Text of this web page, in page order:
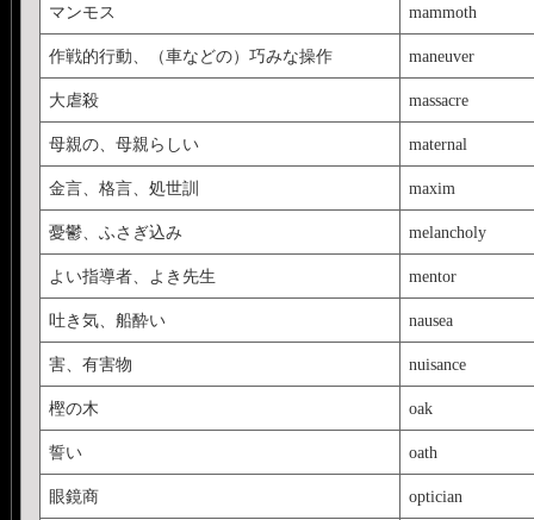
マンモス mammoth
作戦的行動、（車などの）巧みな操作 maneuver
大虐殺 massacre
母親の、母親らしい maternal
金言、格言、処世訓 maxim
憂鬱、ふさぎ込み melancholy
よい指導者、よき先生 mentor
吐き気、船酔い nausea
害、有害物 nuisance
樫の木 oak
誓い oath
眼鏡商 optician